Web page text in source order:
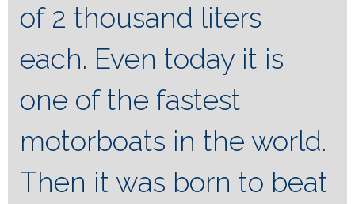
of 2 thousand liters
each. Even today it is
one of the fastest
motorboats in the world.
Then it was born to beat